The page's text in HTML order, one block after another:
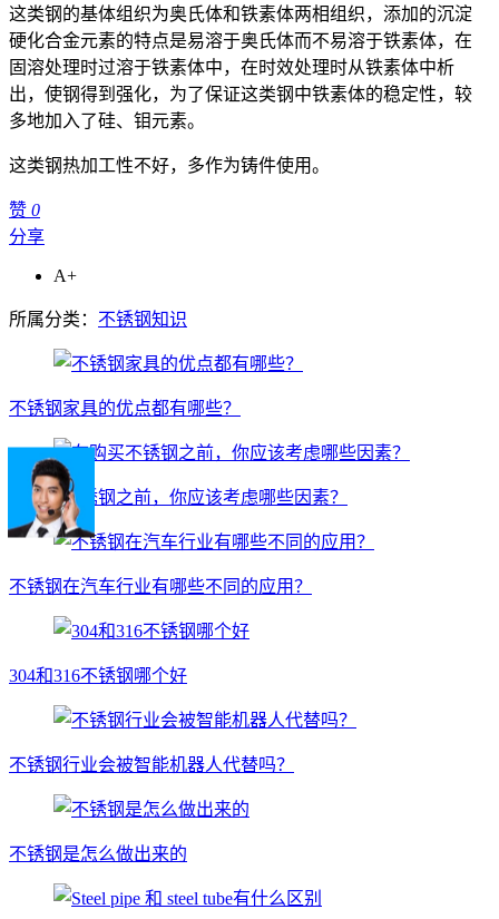
这类钢的基体组织为奥氏体和铁素体两相组织，添加的沉淀
硬化合金元素的特点是易溶于奥氏体而不易溶于铁素体，在
固溶处理时过溶于铁素体中，在时效处理时从铁素体中析
出，使钢得到强化，为了保证这类钢中铁素体的稳定性，较
多地加入了硅、钼元素。
这类钢热加工性不好，多作为铸件使用。
赞 0
分享
A+
所属分类： 不锈钢知识
不锈钢家具的优点都有哪些？
在购买不锈钢之前，你应该考虑哪些因素？
不锈钢在汽车行业有哪些不同的应用？
304和316不锈钢哪个好
不锈钢行业会被智能机器人代替吗？
不锈钢是怎么做出来的